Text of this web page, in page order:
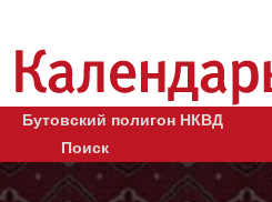
Бутовский полигон НКВД
Поиск